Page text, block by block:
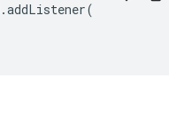
.addListener(